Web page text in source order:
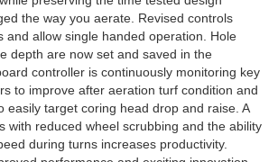
the way you aerate. Revised controls
and allow single handed operation. Hole
depth are now set and saved in the
controller is continuously monitoring key
to improve after aeration turf condition and
easily target coring head drop and raise. A
with reduced wheel scrubbing and the ability
during turns increases productivity.